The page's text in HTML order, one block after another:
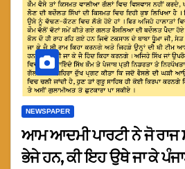
NEWSPAPER
ਆਮ ਆਦਮੀ ਪਾਰਟੀ ਨੇ ਜੋ ਰਾਜ
ਭੇਜੇ ਹਨ, ਕੀ ਇਹ ਉਥੇ ਜਾ ਕੇ